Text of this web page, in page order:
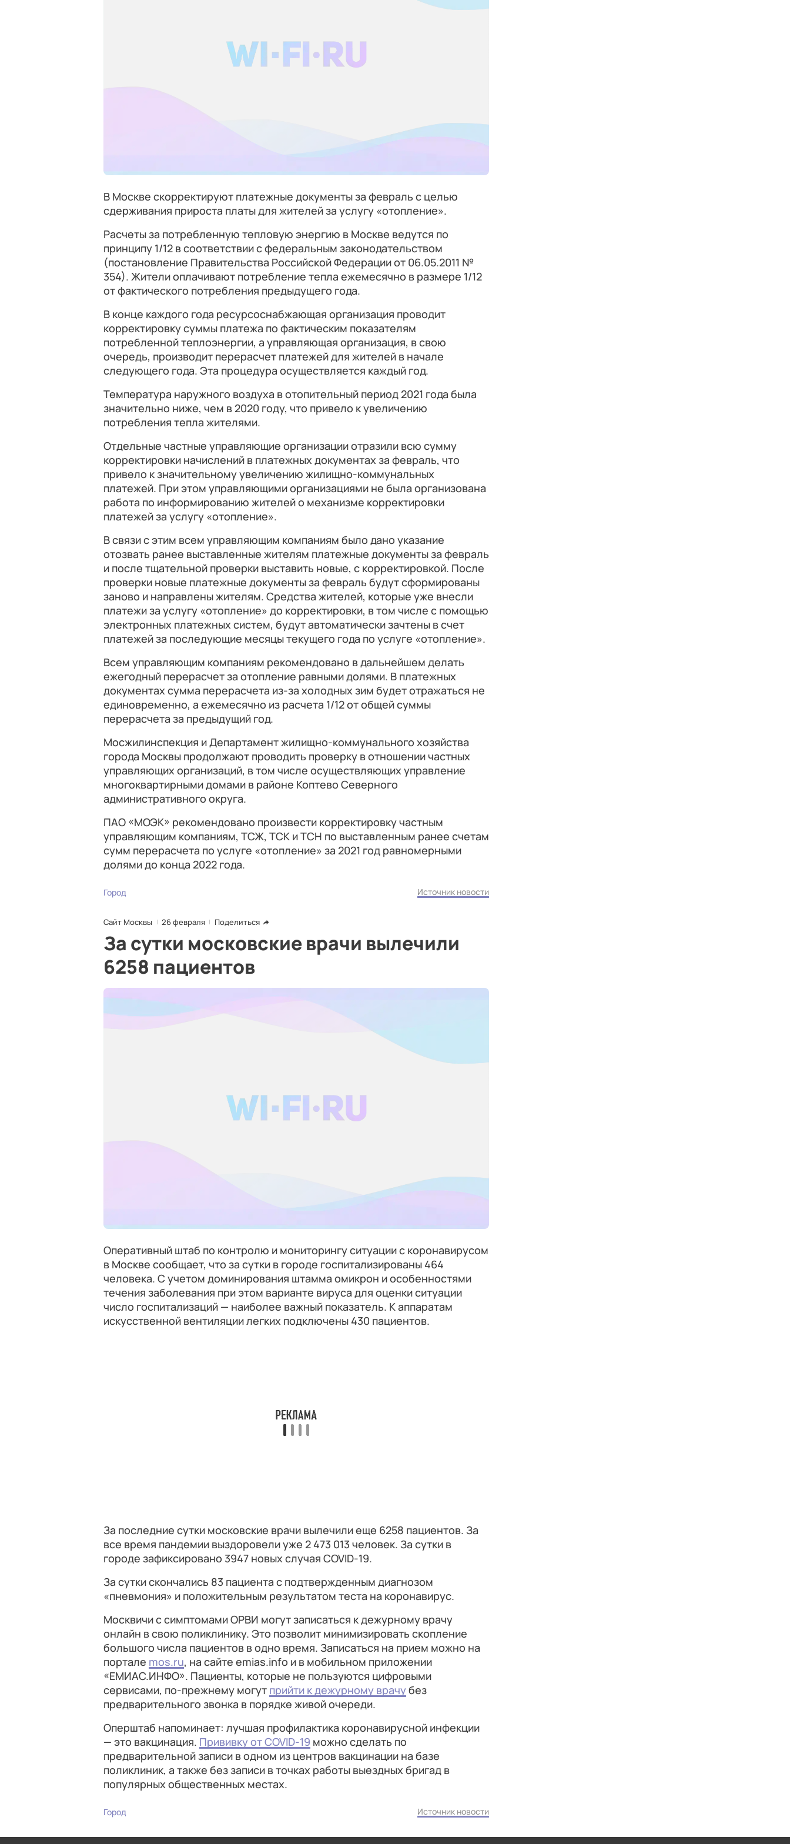
В Москве скорректируют платежные документы за февраль с целью
сдерживания прироста платы для жителей за услугу «отопление».
Расчеты за потребленную тепловую энергию в Москве ведутся по
принципу 1/12 в соответствии с федеральным законодательством
(постановление Правительства Российской Федерации от 06.05.2011 №
354). Жители оплачивают потребление тепла ежемесячно в размере 1/12
от фактического потребления предыдущего года.
В конце каждого года ресурсоснабжающая организация проводит
корректировку суммы платежа по фактическим показателям
потребленной теплоэнергии, а управляющая организация, в свою
очередь, производит перерасчет платежей для жителей в начале
следующего года. Эта процедура осуществляется каждый год.
Температура наружного воздуха в отопительный период 2021 года была
значительно ниже, чем в 2020 году, что привело к увеличению
потребления тепла жителями.
Отдельные частные управляющие организации отразили всю сумму
корректировки начислений в платежных документах за февраль, что
привело к значительному увеличению жилищно-коммунальных
платежей. При этом управляющими организациями не была организована
работа по информированию жителей о механизме корректировки
платежей за услугу «отопление».
В связи с этим всем управляющим компаниям было дано указание
отозвать ранее выставленные жителям платежные документы за февраль
и после тщательной проверки выставить новые, с корректировкой. После
проверки новые платежные документы за февраль будут сформированы
заново и направлены жителям. Средства жителей, которые уже внесли
платежи за услугу «отопление» до корректировки, в том числе с помощью
электронных платежных систем, будут автоматически зачтены в счет
платежей за последующие месяцы текущего года по услуге «отопление».
Всем управляющим компаниям рекомендовано в дальнейшем делать
ежегодный перерасчет за отопление равными долями. В платежных
документах сумма перерасчета из-за холодных зим будет отражаться не
единовременно, а ежемесячно из расчета 1/12 от общей суммы
перерасчета за предыдущий год.
Мосжилинспекция и Департамент жилищно-коммунального хозяйства
города Москвы продолжают проводить проверку в отношении частных
управляющих организаций, в том числе осуществляющих управление
многоквартирными домами в районе Коптево Северного
административного округа.
ПАО «МОЭК» рекомендовано произвести корректировку частным
управляющим компаниям, ТСЖ, ТСК и ТСН по выставленным ранее счетам
сумм перерасчета по услуге «отопление» за 2021 год равномерными
долями до конца 2022 года.
Город Источник новости
Сайт Москвы 26 февраля Поделиться
За сутки московские врачи вылечили
6258 пациентов
Оперативный штаб по контролю и мониторингу ситуации с коронавирусом
в Москве сообщает, что за сутки в городе госпитализированы 464
человека. С учетом доминирования штамма омикрон и особенностями
течения заболевания при этом варианте вируса для оценки ситуации
число госпитализаций — наиболее важный показатель. К аппаратам
искусственной вентиляции легких подключены 430 пациентов.
За последние сутки московские врачи вылечили еще 6258 пациентов. За
все время пандемии выздоровели уже 2 473 013 человек. За сутки в
городе зафиксировано 3947 новых случая COVID-19.
За сутки скончались 83 пациента с подтвержденным диагнозом
«пневмония» и положительным результатом теста на коронавирус.
Москвичи с симптомами ОРВИ могут записаться к дежурному врачу
онлайн в свою поликлинику. Это позволит минимизировать скопление
большого числа пациентов в одно время. Записаться на прием можно на
портале mos.ru, на сайте emias.info и в мобильном приложении
«ЕМИАС.ИНФО». Пациенты, которые не пользуются цифровыми
сервисами, по-прежнему могут прийти к дежурному врачубез
предварительного звонка в порядке живой очереди.
Оперштаб напоминает: лучшая профилактика коронавирусной инфекции
— это вакцинация. Прививку от COVID-19 можно сделать по
предварительной записи в одном из центров вакцинации на базе
поликлиник, а также без записи в точках работы выездных бригад в
популярных общественных местах.
Город Источник новости